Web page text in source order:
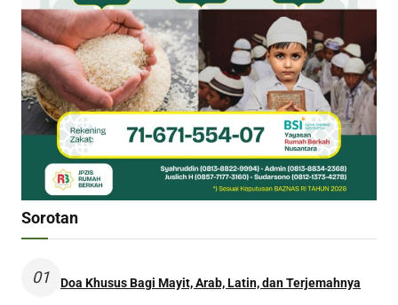
Sorotan
01 Doa Khusus Bagi Mayit, Arab, Latin, dan Terjemahnya